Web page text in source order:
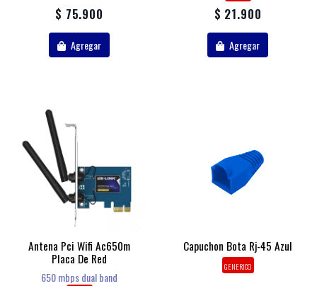
$ 75.900
Agregar
$ 21.900
Agregar
Antena Pci Wifi Ac650m
Placa De Red
650 mbps dual band
Capuchon Bota Rj-45 Azul
GENERICO